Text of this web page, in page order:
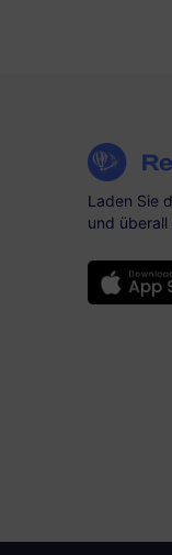
Laden Sie
und